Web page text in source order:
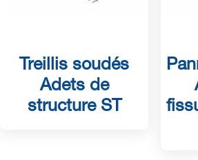
Treillis soudés
Adets de
structure ST